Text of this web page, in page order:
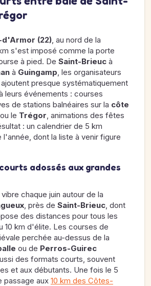
(22), au nord de la
s'est imposé comme la porte
à pied. De Saint-Brieuc à
à Guingamp, les organisateurs
presque systématiquement
leurs événements : courses
de stations balnéaires sur la côte
ou le Trégor, animations des fêtes
: un calendrier de 5 km
dont la liste à venir figure
adossés aux grandes
chaque juin autour de la
, près de Saint-Brieuc, dont
des distances pour tous les
10 km d'élite. Les courses de
perchée au-dessus de la
ou de Perros-Guirec
des formats courts, souvent
et aux débutants. Une fois le 5
passage aux 10 km des Côtes-